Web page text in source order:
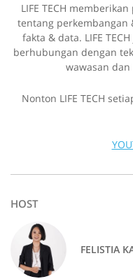
LIFE TECH
tentang perkembangan
fakta & data. LIFE
berhubungan dengan
wawasan
Nonton LIFE TECH
HOST
FELISTIA